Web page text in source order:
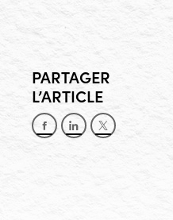
PARTAGER
L’ARTICLE
Partager sur
Partager sur
Partager